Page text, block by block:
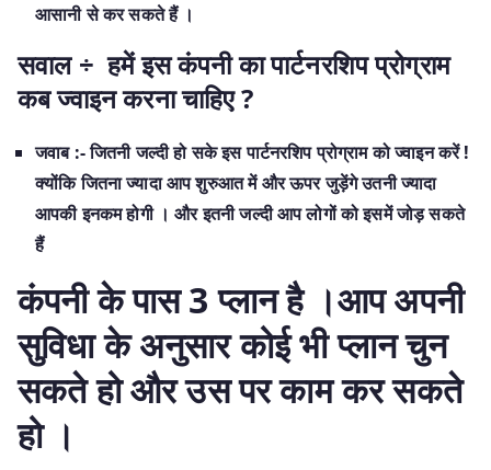
आसानी से कर सकते हैं ।
सवाल ÷ हमें इस कंपनी का पार्टनरशिप प्रोग्राम
कब ज्वाइन करना चाहिए ?
जवाब :- जितनी जल्दी हो सके इस पार्टनरशिप प्रोग्राम को ज्वाइन करें !
क्योंकि जितना ज्यादा आप शुरुआत में और ऊपर जुड़ेंगे उतनी ज्यादा
आपकी इनकम होगी । और इतनी जल्दी आप लोगों को इसमें जोड़ सकते
हैं
कंपनी के पास 3 प्लान है ।आप अपनी
सुविधा के अनुसार कोई भी प्लान चुन
सकते हो और उस पर काम कर सकते
हो ।